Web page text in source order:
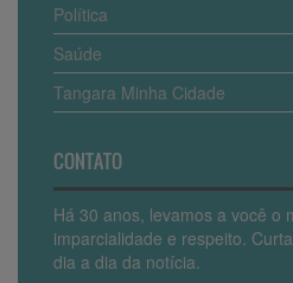
Política
Saúde
Tangara Minha Cidade
CONTATO
Há 30 anos, levamos a você o
imparcialidade e respeito.
dia a dia da notícia.